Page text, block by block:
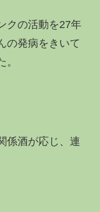
クの活動を27年
の発病をきいて
係酒が応じ、連